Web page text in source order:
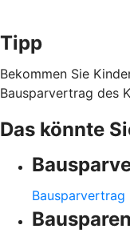
Tipp
Bekommen Sie
Bausparvertrag des
Das könnte
Bausparvertrag